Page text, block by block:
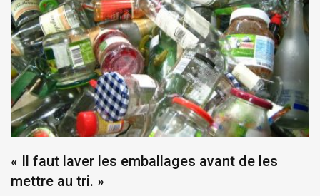
« Il faut laver les emballages avant de les
mettre au tri. »